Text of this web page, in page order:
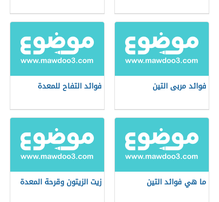
فوائد مربى التين فوائد التفاح للمعدة
ما هي فوائد التين زيت الزيتون وقرحة المعدة